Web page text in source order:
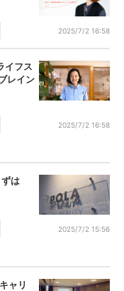
2025/7/2 16:58
イフス
レイン
2025/7/2 16:58
は
2025/7/2 15:56
ャリ